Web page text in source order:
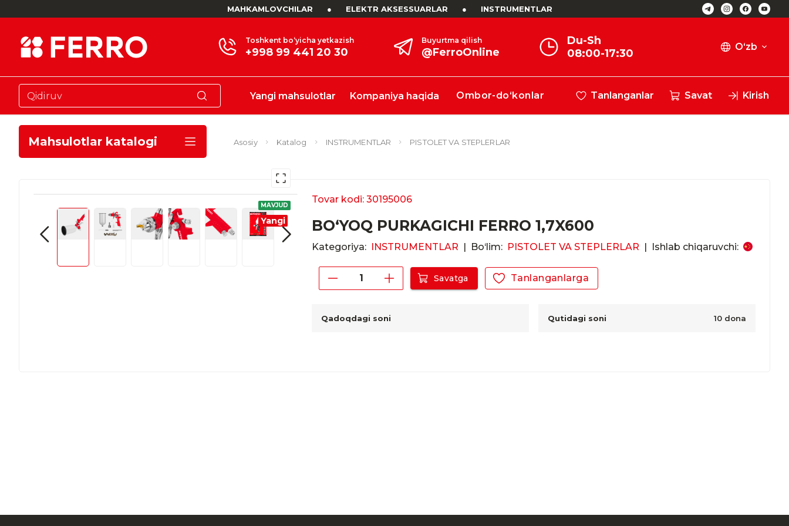
MAHKAMLOVCHILAR ● ELEKTR AKSESSUARLAR ● INSTRUMENTLAR
Toshkent bo‘yicha yetkazish
+998 99 441 20 30
Buyurtma qilish
@FerroOnline
Du-Sh
08:00-17:30
O‘zb
Yangi mahsulotlar Kompaniya haqida Ombor-do‘konlar Tanlanganlar Savat Kirish
Mahsulotlar katalogi Asosiy Katalog INSTRUMENTLAR PISTOLET VA STEPLERLAR
MAVJUD
Yangi
Tovar kodi: 30195006
BO‘YOQ PURKAGICHI FERRO 1,7X600
Kategoriya: INSTRUMENTLAR | Bo‘lim: PISTOLET VA STEPLERLAR | Ishlab chiqaruvchi:
Savatga Tanlanganlarga
Qadoqdagi soni Qutidagi soni 10 dona